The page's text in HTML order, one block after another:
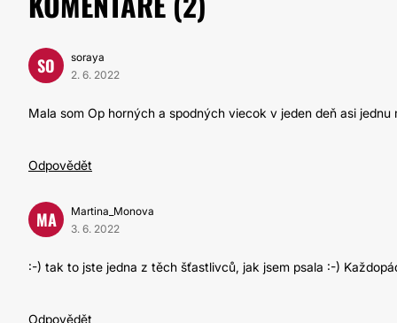
SO
soraya
2. 6. 2022
Mala som Op horných a spodných viecok v jeden deň asi
Odpovědět
MA
Martina_Monova
3. 6. 2022
:-) tak to jste jedna z těch šťastlivců, jak jsem psala :-)
Odpovědět